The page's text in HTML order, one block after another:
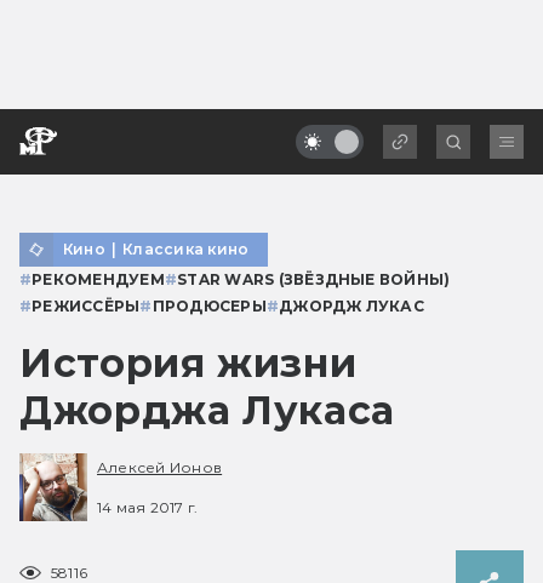
Кино | Классика кино
#РЕКОМЕНДУЕМ#STAR WARS (ЗВЁЗДНЫЕ ВОЙНЫ)
#РЕЖИССЁРЫ# ПРОДЮСЕРЫ#ДЖОРДЖ ЛУКАС
История жизни
Джорджа Лукаса
Алексей Ионов
14 мая 2017 г.
58116